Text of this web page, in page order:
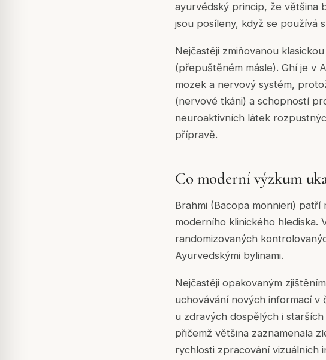
ayurvédský princip, že většina
jsou posíleny, když se používá
Nejčastěji zmiňovanou
(přepuštěném másle). Ghí je v
mozek a nervový systém,
(nervové tkáni) a schopností
neuroaktivních látek
přípravě.
Co moderní výzkum
Brahmi (Bacopa monnieri)
moderního klinického hlediska.
randomizovaných
Ayurvedskými bylinami.
Nejčastěji opakovaným
uchovávání nových informací v
u zdravých dospělých i
přičemž většina zaznamenala
rychlosti zpracování vizuálních